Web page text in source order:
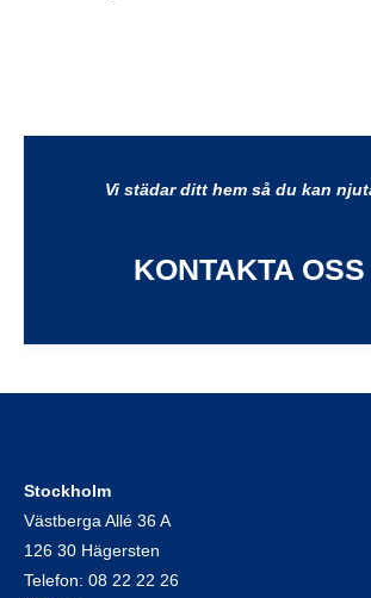
Vi städar ditt hem så du kan
KONTAKTA OSS
Stockholm
Västberga Allé 36 A
126 30 Hägersten
Telefon: 08 22 22 26